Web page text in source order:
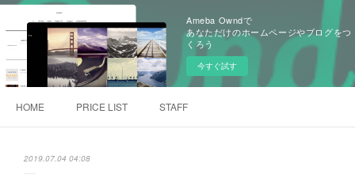
Ameba Owndで
あなただけのホームページやブログをつ
くろう
今すぐ試す
HOME PRICE LIST STAFF
2019.07.04 04:08